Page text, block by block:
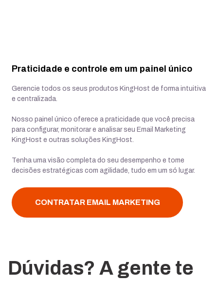
Praticidade e controle em um painel único
Gerencie todos os seus produtos KingHost de forma intuitiva
e centralizada.
Nosso painel único oferece a praticidade que você precisa
para configurar, monitorar e analisar seu Email Marketing
KingHost e outras soluções KingHost.
Tenha uma visão completa do seu desempenho e tome
decisões estratégicas com agilidade, tudo em um só lugar.
CONTRATAR EMAIL MARKETING
Dúvidas? A gente te